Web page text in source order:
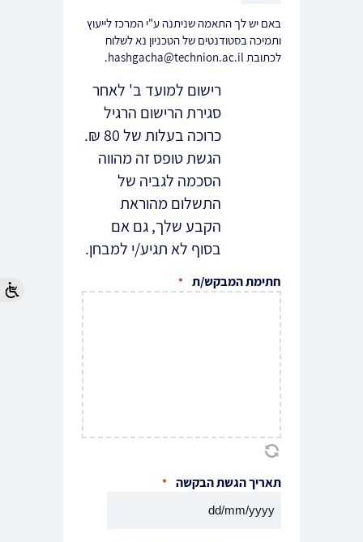
באם יש לך התאמה שניתנה ע"י המרכז לייעוץ
ותמיכה בסטודנטים של הטכניון נא לשלוח
לכתובת hashgacha@technion.ac.il.
רישום למועד ב' לאחר
סגירת הרישום הרגיל
כרוכה בעלות של 80 ₪.
הגשת טופס זה מהווה
הסכמה לגביה של
התשלום מהוראת
הקבע שלך, גם אם
בסוף לא תגיע/י למבחן.
חתימת המבקש/ת *
תאריך הגשת הבקשה *
DD